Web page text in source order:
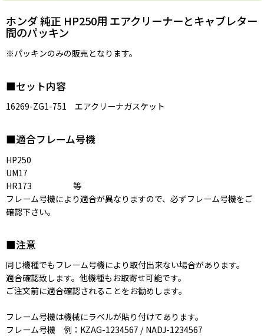
ホンダ 純正 HP250用 エアクリーナーとキャブレター
間のパッキン
※パッキンのみの販売となります。
■セット内容
16269-ZG1-751 エアクリーナガスケット
■適合フレーム号機
HP250
UM17
HR173 等
フレーム号機により適合が異なりますので、必ずフレーム号機をご
確認下さい。
■注意
同じ機種でもフレーム号機により取付出来ない場合があります。
適合確認致します。他機種もお取寄せ可能です。
ご注文前に適合確認されることをお勧めします。
フレーム号機は機械にラベルが貼り付けてあります。
フレーム号機 例：KZAG-1234567 / NADJ-1234567